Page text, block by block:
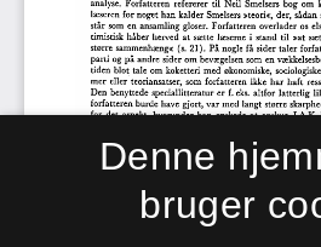
Denne
bruger